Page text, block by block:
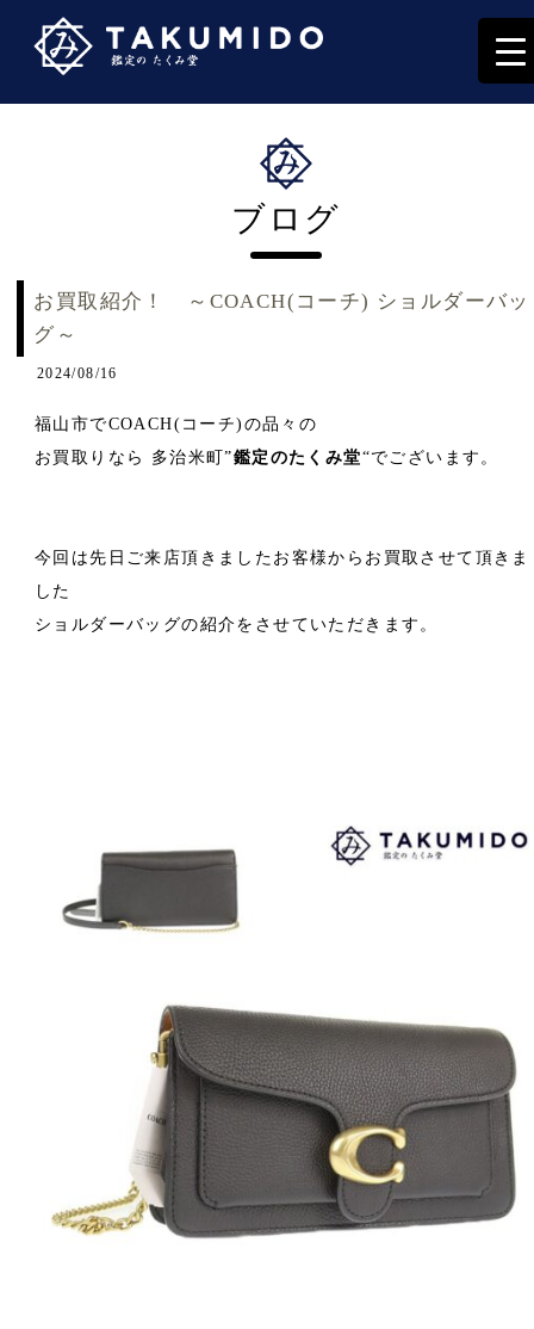
ブログ
お買取紹介！ ～COACH(コーチ) ショルダーバッ
グ～
2024/08/16
福山市でCOACH(コーチ)の品々の
お買取りなら 多治米町”鑑定のたくみ堂“でございます。
今回は先日ご来店頂きましたお客様からお買取させて頂きま
した
ショルダーバッグの紹介をさせていただきます。